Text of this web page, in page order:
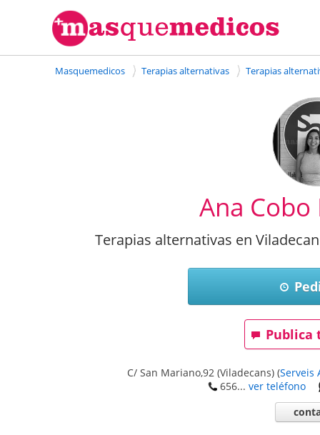
Masquemedicos Terapias alternativas Terapias
Ana
Terapias alternativas en
Publica
C/ San Mariano,92 (Viladecans) (Serveis
656... ver teléfono